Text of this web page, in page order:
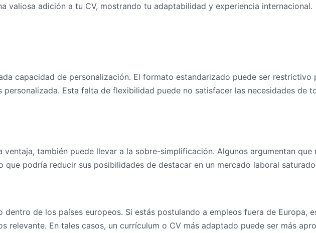
valiosa adición a tu CV, mostrando tu adaptabilidad y experiencia internacional.
capacidad de personalización. El formato estandarizado puede ser restrictivo
personalizada. Esta falta de flexibilidad puede no satisfacer las necesidades de
ventaja, también puede llevar a la sobre-simplificación. Algunos argumentan
podría reducir sus posibilidades de destacar en un mercado laboral
de los países europeos. Si estás postulando a empleos fuera de Europa,
En tales casos, un currículum o CV más adaptado puede ser más